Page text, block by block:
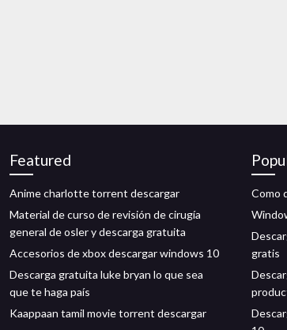
Featured
Anime charlotte torrent descargar
Material de curso de revisión de cirugía
general de osler y descarga gratuita
Accesorios de xbox descargar windows 10
Descarga gratuita luke bryan lo que sea
que te haga país
Kaappaan tamil movie torrent descargar
Como
gratis